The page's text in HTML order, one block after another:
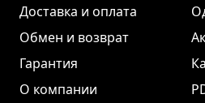
Доставка и оплата
Обмен и возврат
Гарантия
О компании